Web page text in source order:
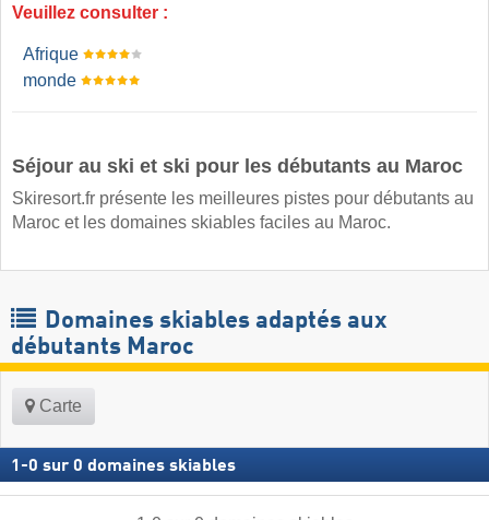
Veuillez consulter :
Afrique
monde
Séjour au ski et ski pour les débutants au Maroc
Skiresort.fr présente les meilleures pistes pour débutants au
Maroc et les domaines skiables faciles au Maroc.
Domaines skiables adaptés aux
débutants Maroc
Carte
1 -0 sur 0 domaines skiables